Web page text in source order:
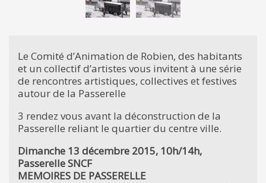
Le Comité d’Animation de Robien, des habitants
et un collectif d’artistes vous invitent à une série
de rencontres artistiques, collectives et festives
autour de la Passerelle
3 rendez vous avant la déconstruction de la
Passerelle reliant le quartier du centre ville.
Dimanche 13 décembre 2015, 10h/14h,
Passerelle SNCF
MEMOIRES DE PASSERELLE